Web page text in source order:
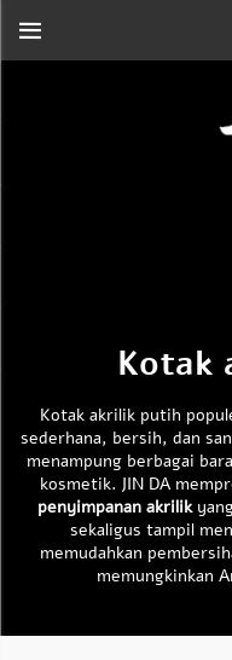
Kotak
Kotak akrilik putih
sederhana, bersih, dan
menampung berbagai
kosmetik. JIN DA
penyimpanan akrilik
sekaligus tampil
memudahkan
memungkinkan